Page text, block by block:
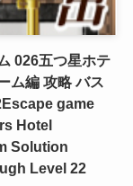
026五つ星ホテ
ム編 攻略 バス
Escape game
Hotel
Solution
Level 22